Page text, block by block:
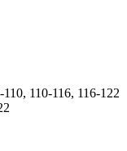
110-116, 116-122